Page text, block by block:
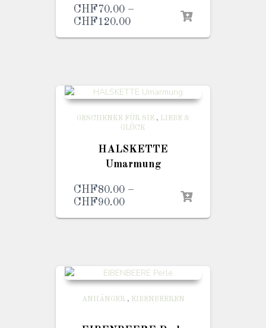
CHF70.00 –
CHF120.00 Preisspanne:
GESCHENKE FÜR SIE , LIEBE &
GLÜCK
HALSKETTE
Umarmung
CHF80.00 –
CHF90.00 Preisspanne:
ANHÄNGER, EIBENBEEREN